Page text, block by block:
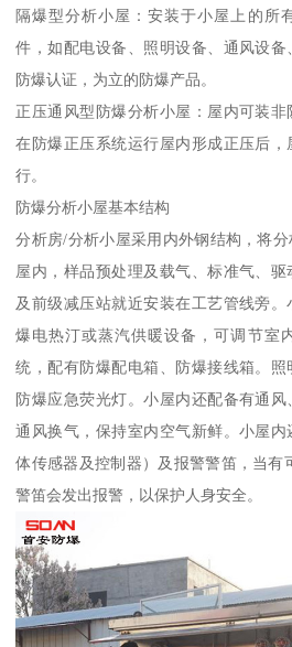
隔爆型分析小屋：安装于小屋上的所
件，如配电设备、照明设备、通风设
防爆认证，为立的防爆产品。
正压通风型防爆分析小屋：屋内可装
在防爆正压系统运行屋内形成正压后
行。
防爆分析小屋基本结构
分析房/分析小屋采用内外钢结构，将
屋内，样品预处理及载气、标准气、
及前级减压站就近安装在工艺管线旁
爆电热汀或蒸汽供暖设备，可调节室
统，配有防爆配电箱、防爆接线箱。
防爆应急荧光灯。小屋内还配备有通
通风换气，保持室内空气新鲜。小屋
体传感器及控制器）及报警警笛，当有
警笛会发出报警，以保护人身安全。